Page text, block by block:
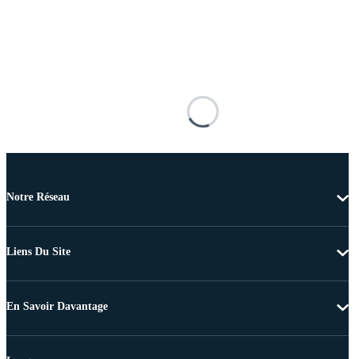
Notre Réseau
Liens Du Site
En Savoir Davantage